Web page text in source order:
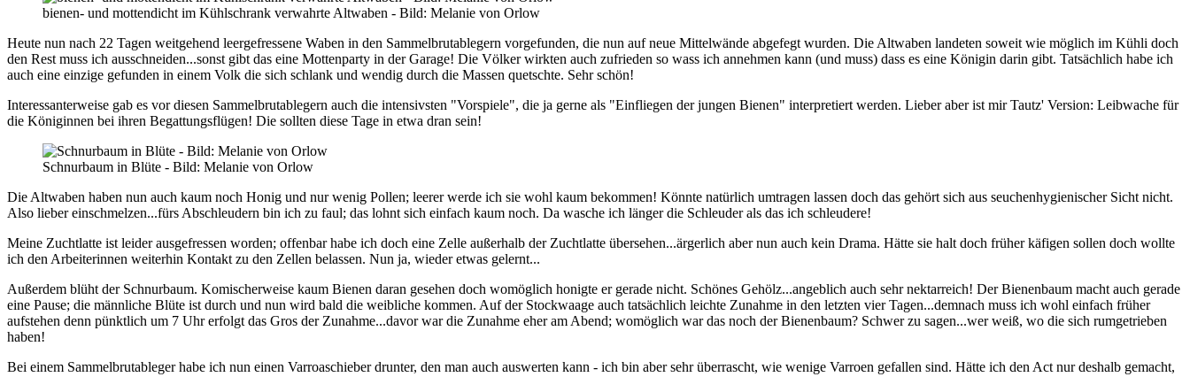
bienen- und mottendicht im Kühlschrank verwahrte Altwaben - Bild: Melanie von Orlow
Heute nun nach 22 Tagen weitgehend leergefressene Waben in den Sammelbrutablegern vorgefunden, die nun auf neue Mittelwände abgefegt wurden. Die Altwaben landeten soweit wie möglich im Kühli doch
den Rest muss ich ausschneiden...sonst gibt das eine Mottenparty in der Garage! Die Völker wirkten auch zufrieden so wass ich annehmen kann (und muss) dass es eine Königin darin gibt. Tatsächlich habe ich
auch eine einzige gefunden in einem Volk die sich schlank und wendig durch die Massen quetschte. Sehr schön!
Interessanterweise gab es vor diesen Sammelbrutablegern auch die intensivsten "Vorspiele", die ja gerne als "Einfliegen der jungen Bienen" interpretiert werden. Lieber aber ist mir Tautz' Version: Leibwache für
die Königinnen bei ihren Begattungsflügen! Die sollten diese Tage in etwa dran sein!
Schnurbaum in Blüte - Bild: Melanie von Orlow
Die Altwaben haben nun auch kaum noch Honig und nur wenig Pollen; leerer werde ich sie wohl kaum bekommen! Könnte natürlich umtragen lassen doch das gehört sich aus seuchenhygienischer Sicht nicht.
Also lieber einschmelzen...fürs Abschleudern bin ich zu faul; das lohnt sich einfach kaum noch. Da wasche ich länger die Schleuder als das ich schleudere!
Meine Zuchtlatte ist leider ausgefressen worden; offenbar habe ich doch eine Zelle außerhalb der Zuchtlatte übersehen...ärgerlich aber nun auch kein Drama. Hätte sie halt doch früher käfigen sollen doch wollte
ich den Arbeiterinnen weiterhin Kontakt zu den Zellen belassen. Nun ja, wieder etwas gelernt...
Außerdem blüht der Schnurbaum. Komischerweise kaum Bienen daran gesehen doch womöglich honigte er gerade nicht. Schönes Gehölz...angeblich auch sehr nektarreich! Der Bienenbaum macht auch gerade
eine Pause; die männliche Blüte ist durch und nun wird bald die weibliche kommen. Auf der Stockwaage auch tatsächlich leichte Zunahme in den letzten vier Tagen...demnach muss ich wohl einfach früher
aufstehen denn pünktlich um 7 Uhr erfolgt das Gros der Zunahme...davor war die Zunahme eher am Abend; womöglich war das noch der Bienenbaum? Schwer zu sagen...wer weiß, wo die sich rumgetrieben
haben!
Bei einem Sammelbrutableger habe ich nun einen Varroaschieber drunter, den man auch auswerten kann - ich bin aber sehr überrascht, wie wenige Varroen gefallen sind. Hätte ich den Act nur deshalb gemacht,